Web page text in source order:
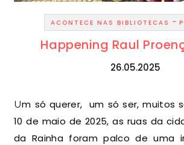
ACONTECE NAS BIBLIOTECAS -
Happening Raul
26.05.2025
Um só querer, um só ser, muitos saberes… No dia
10 de maio de 2025, as ruas da
da Rainha foram palco de uma